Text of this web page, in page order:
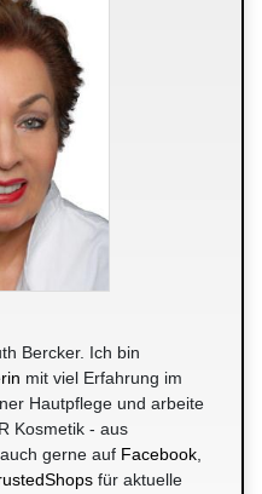
Bercker. Ich bin
mit viel Erfahrung im
Hautpflege und arbeite
Kosmetik - aus
gerne auf Facebook,
für aktuelle